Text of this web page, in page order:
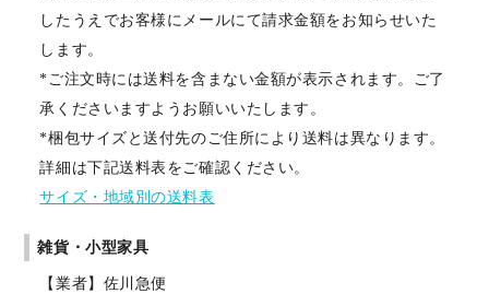
したうえでお客様にメールにて請求金額をお知らせいた
します。
*ご注文時には送料を含まない金額が表示されます。ご了
承くださいますようお願いいたします。
*梱包サイズと送付先のご住所により送料は異なります。
詳細は下記送料表をご確認ください。
サイズ・地域別の送料表
雑貨・小型家具
【業者】佐川急便